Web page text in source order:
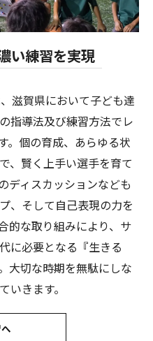
い練習を実現
、滋賀県において子ども達
指導法及び練習方法でレ
。個の育成、あらゆる状
、賢く上手い選手を育て
ディスカッションなども
、そして自己表現の力を
的な取り組みにより、サ
に必要となる『生きる
大切な時期を無駄にしな
いきます。